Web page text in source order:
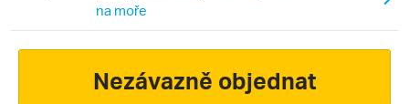
na moře
Nezávazně objednat